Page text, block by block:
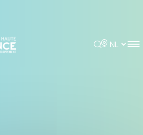
Rechercher
Choisir la